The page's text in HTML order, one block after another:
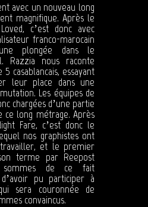
avec un nouveau long
magnifique. Après le
c’est donc avec
franco-marocain
plongée dans le
Razzia nous raconte
casablancais, essayant
leur place dans une
Les équipes de
chargées d’une partie
ce long métrage. Après
Fare, c’est donc le
nos graphistes ont
et le premier
terme par Reepost
sommes de ce fait
pu participer à
sera couronnée de
convaincus.